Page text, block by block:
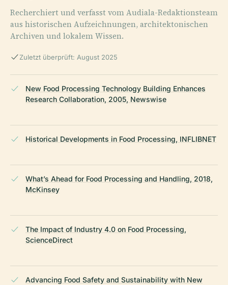
Recherchiert und verfasst vom Audiala-Redaktionsteam
aus historischen Aufzeichnungen, architektonischen
Archiven und lokalem Wissen.
Zuletzt überprüft: August 2025
New Food Processing Technology Building Enhances
Research Collaboration, 2005, Newswise
Historical Developments in Food Processing, INFLIBNET
What’s Ahead for Food Processing and Handling, 2018,
McKinsey
The Impact of Industry 4.0 on Food Processing,
ScienceDirect
Advancing Food Safety and Sustainability with New